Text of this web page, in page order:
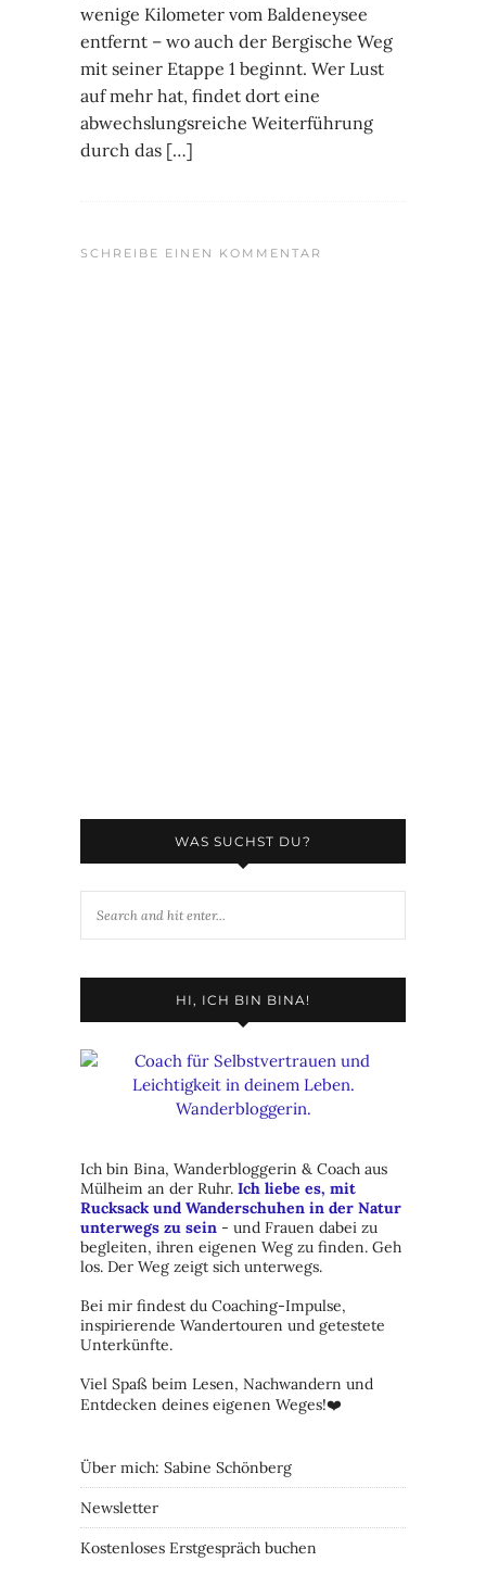
wenige Kilometer vom Baldeneysee
entfernt – wo auch der Bergische Weg
mit seiner Etappe 1 beginnt. Wer Lust
auf mehr hat, findet dort eine
abwechslungsreiche Weiterführung
durch das […]
SCHREIBE EINEN KOMMENTAR
WAS SUCHST DU?
HI, ICH BIN BINA!
Ich bin Bina, Wanderbloggerin & Coach aus
Mülheim an der Ruhr. Ich liebe es, mit
Rucksack und Wanderschuhen in der Natur
unterwegs zu sein - und Frauen dabei zu
begleiten, ihren eigenen Weg zu finden. Geh
los. Der Weg zeigt sich unterwegs.
Bei mir findest du Coaching-Impulse,
inspirierende Wandertouren und getestete
Unterkünfte.
Viel Spaß beim Lesen, Nachwandern und
Entdecken deines eigenen Weges!❤️
Über mich: Sabine Schönberg
Newsletter
Kostenloses Erstgespräch buchen